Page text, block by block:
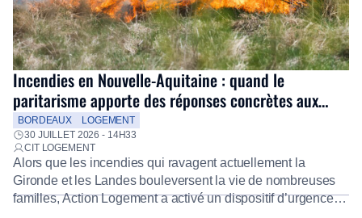
Incendies en Nouvelle-Aquitaine : quand le
paritarisme apporte des réponses concrètes aux
salariés
BORDEAUX
LOGEMENT
30 JUILLET 2026 - 14H33
CIT LOGEMENT
Alors que les incendies qui ravagent actuellement la
Gironde et les Landes bouleversent la vie de nombreuses
familles, Action Logement a activé un dispositif d’urgence